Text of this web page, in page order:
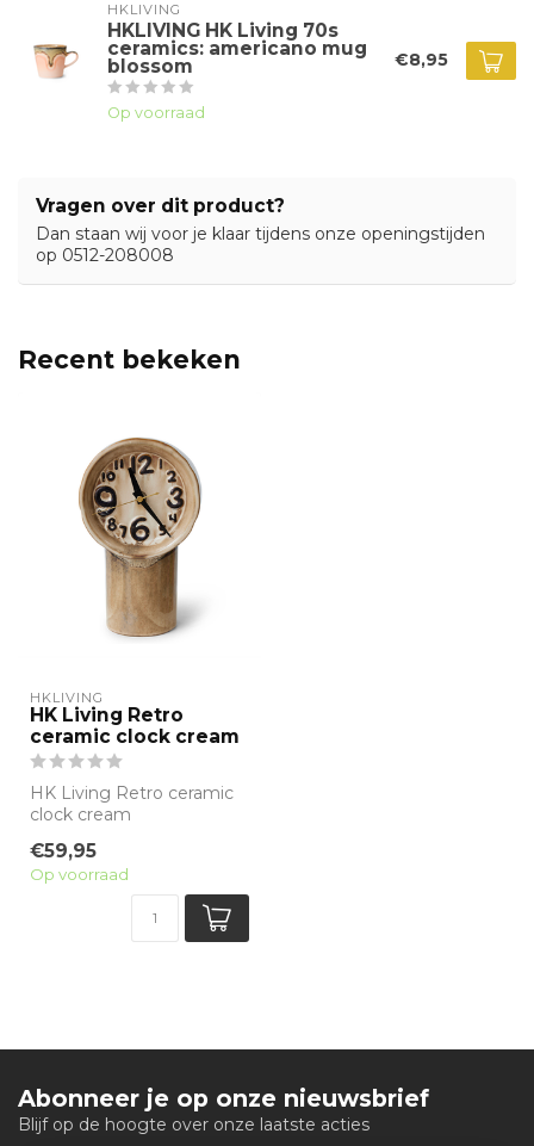
HKLIVING
HKLIVING HK Living 70s
ceramics: americano mug
blossom
Op voorraad
€8,95
Vragen over dit product?
Dan staan wij voor je klaar tijdens onze openingstijden
op 0512-208008
Recent bekeken
HKLIVING
HK Living Retro
ceramic clock cream
HK Living Retro ceramic
clock cream
€59,95
Op voorraad
Abonneer je op onze nieuwsbrief
Blijf op de hoogte over onze laatste acties